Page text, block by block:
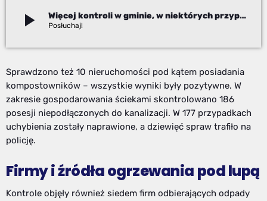
play_arrow Więcej kontroli w gminie, w niektórych przypadkach interweniuje policja
Sprawdzono też 10 nieruchomości pod kątem posiadania
kompostowników – wszystkie wyniki były pozytywne. W
zakresie gospodarowania ściekami skontrolowano 186
posesji niepodłączonych do kanalizacji. W 177 przypadkach
uchybienia zostały naprawione, a dziewięć spraw trafiło na
policję.
Firmy i źródła ogrzewania pod lupą
Kontrole objęły również siedem firm odbierających odpady